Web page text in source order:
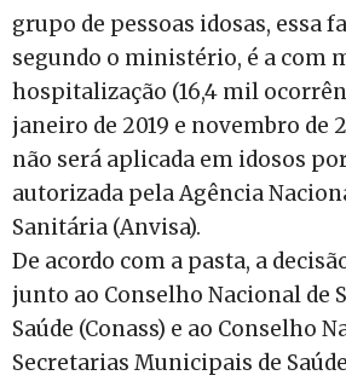
grupo de pessoas idosas, essa
segundo o ministério, é a com
hospitalização (16,4 mil
janeiro de 2019 e novembro de
não será aplicada em idosos
autorizada pela Agência
Sanitária (Anvisa).
De acordo com a pasta, a
junto ao Conselho Nacional de
Saúde (Conass) e ao Conselho
Secretarias Municipais de